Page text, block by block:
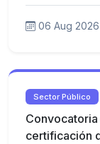
06 Aug 2026
Sector Público
certificación